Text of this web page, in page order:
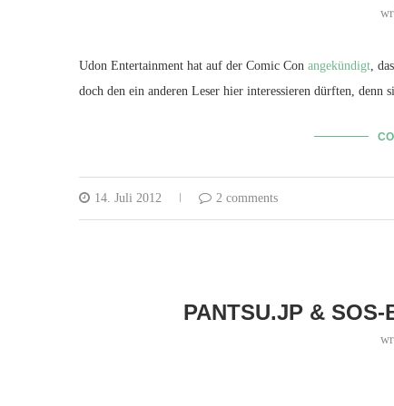
Udon Entertainment hat auf der Comic Con angekündigt,
doch den ein anderen Leser hier interessieren dürften, denn
14. Juli 2012 2 comments
PANTSU.JP &